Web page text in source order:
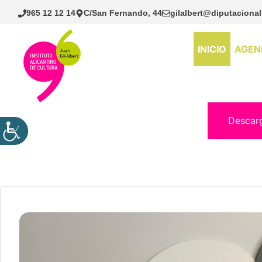
Saltar
965 12 12 14 C/San Fernando, 44
INICIO